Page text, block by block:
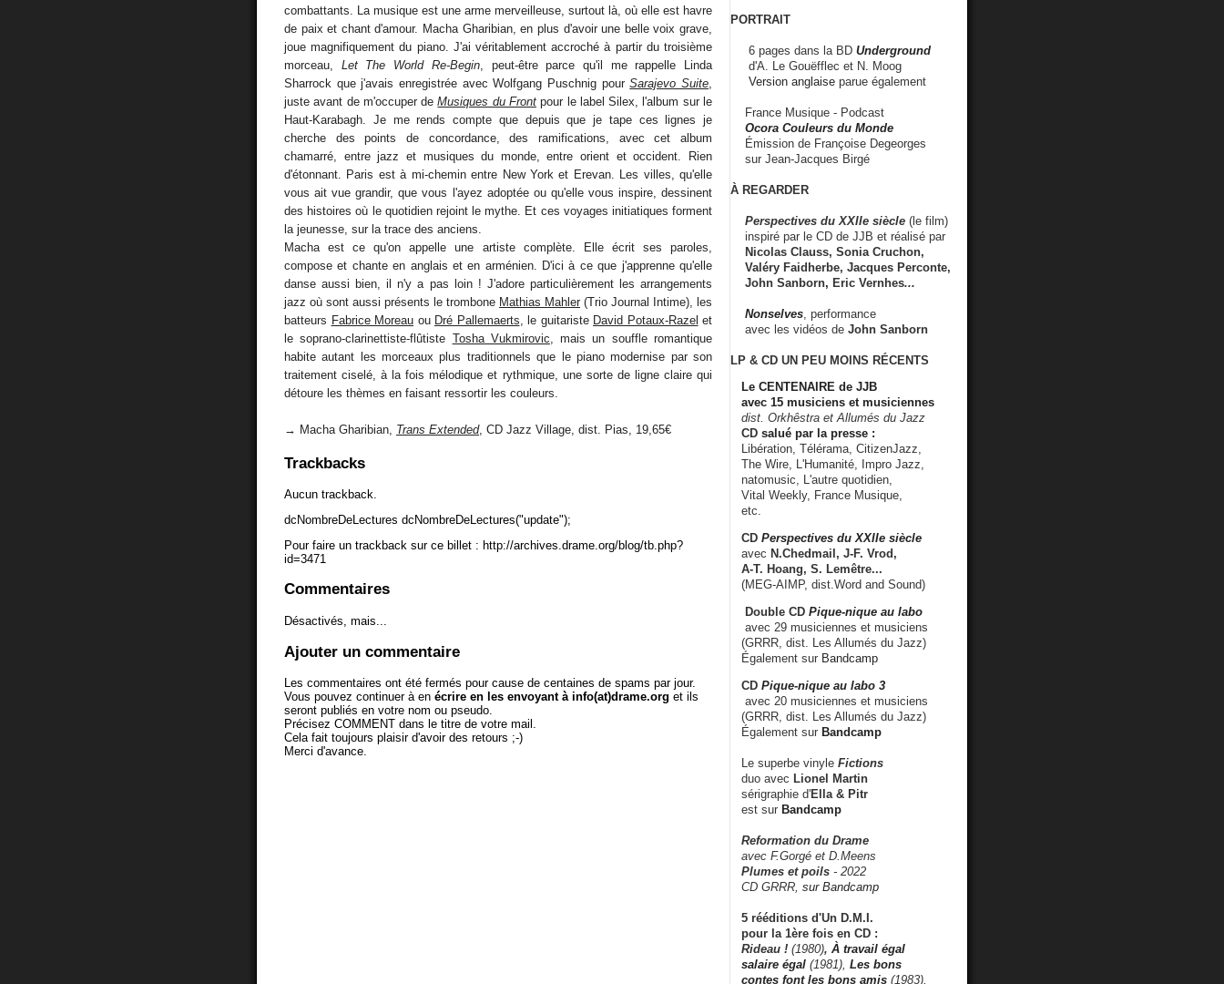
combattants. La musique est une arme merveilleuse, surtout là, où elle est havre
de paix et chant d'amour. Macha Gharibian, en plus d'avoir une belle voix grave,
joue magnifiquement du piano. J'ai véritablement accroché à partir du troisième
morceau, Let The World Re-Begin, peut-être parce qu'il me rappelle Linda
Sharrock que j'avais enregistrée avec Wolfgang Puschnig pourSarajevo Suite
juste avant de m'occuper deMusiques du Front pour le label Silex, l'album sur le
Haut-Karabagh. Je me rends compte que depuis que je tape ces lignes je
cherche des points de concordance, des ramifications, avec cet album
chamarré, entre jazz et musiques du monde, entre orient et occident. Rien
d'étonnant. Paris est à mi-chemin entre New York et Erevan. Les villes, qu'elle
vous ait vue grandir, que vous l'ayez adoptée ou qu'elle vous inspire, dessinent
des histoires où le quotidien rejoint le mythe. Et ces voyages initiatiques forment
la jeunesse, sur la trace des anciens.
Macha est ce qu'on appelle une artiste complète. Elle écrit ses paroles,
compose et chante en anglais et en arménien. D'ici à ce que j'apprenne qu'elle
danse aussi bien, il n'y a pas loin ! J'adore particulièrement les arrangements
jazz où sont aussi présents le trombone Mathias Mahler (Trio Journal Intime), les
batteurs Fabrice Moreau ou Dré Pallemaerts , le guitariste David Potaux-Razel et
le soprano-clarinettiste-flûtiste Tosha Vukmirovic , mais un souffle romantique
habite autant les morceaux plus traditionnels que le piano modernise par son
traitement ciselé, à la fois mélodique et rythmique, une sorte de ligne claire qui
détoure les thèmes en faisant ressortir les couleurs.
→ Macha Gharibian, Trans Extended, CD Jazz Village, dist. Pias, 19,65€
Trackbacks
Aucun trackback.
dcNombreDeLectures dcNombreDeLectures("update");
Pour faire un trackback sur ce billet : http://archives.drame.org/blog/tb.php?
id=3471
Commentaires
Désactivés, mais...
Ajouter un commentaire
Les commentaires ont été fermés pour cause de centaines de spams par jour.
Vous pouvez continuer à en écrire en les envoyant à info(at)drame.org et ils
seront publiés en votre nom ou pseudo.
Précisez COMMENT dans le titre de votre mail.
Cela fait toujours plaisir d'avoir des retours ;-)
Merci d'avance.
PORTRAIT
6 pages dans la BD Underground
d'A. Le Gouëfflec et N. Moog
Version anglaise parue également
France Musique - Podcast
Ocora Couleurs du Monde
Émission de Françoise Degeorges
sur Jean-Jacques Birgé
À REGARDER
Perspectives du XXIIe siècle (le film)
inspiré par le CD de JJB et réalisé par
Nicolas Clauss, Sonia Cruchon,
Valéry Faidherbe, Jacques Perconte,
John Sanborn, Eric Vernhes...
Nonselves , performance
avec les vidéos de John Sanborn
LP & CD UN PEU MOINS RÉCENTS
Le CENTENAIRE de JJB
avec 15 musiciens et musiciennes
dist. Orkhêstra et Allumés du Jazz
CD salué par la presse :
Libération, Télérama, CitizenJazz,
The Wire, L'Humanité, Impro Jazz,
natomusic, L'autre quotidien,
Vital Weekly, France Musique,
etc.
CD Perspectives du XXIIe siècle
avec N.Chedmail, J-F. Vrod,
A-T. Hoang, S. Lemêtre...
(MEG-AIMP, dist.Word and Sound)
Double CD Pique-nique au labo
avec 29 musiciennes et musiciens
(GRRR, dist. Les Allumés du Jazz)
Également sur Bandcamp
CD Pique-nique au labo 3
avec 20 musiciennes et musiciens
(GRRR, dist. Les Allumés du Jazz)
Également sur Bandcamp
Le superbe vinyle Fictions
duo avec Lionel Martin
sérigraphie d'Ella & Pitr
est sur Bandcamp
Reformation du Drame
avec F.Gorgé et D.Meens
Plumes et poils - 2022
CD GRRR, sur Bandcamp
5 rééditions d'Un D.M.I.
pour la 1ère fois en CD :
Rideau ! (1980), À travail égal
salaire égal (1981), Les bons
contes font les bons amis (1983),